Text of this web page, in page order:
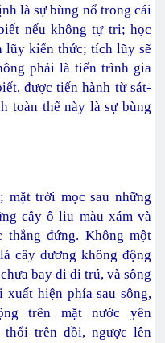
là sự bùng nổ trong cái
nếu không tự tri; học
lũy kiến thức; tích lũy sẽ
phải là tiến trình gia
được tiến hành từ sát-
toàn thể này là sự bùng
mặt trời mọc sau những
cây ô liu màu xám và
thẳng đứng. Không một
cây dương không động
bay đi di trú, và sông
hiện phía sau sông,
trên mặt nước yên
trên đồi, ngược lên